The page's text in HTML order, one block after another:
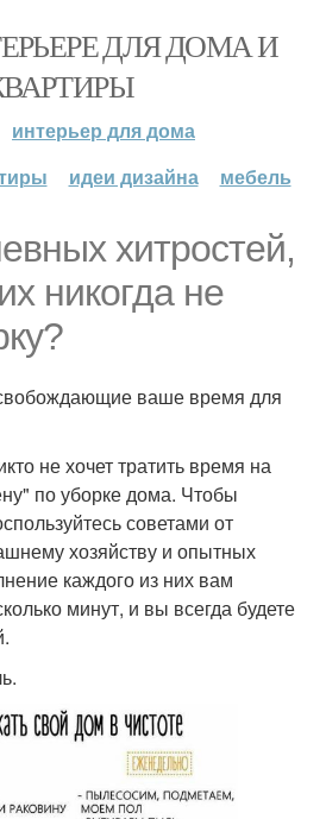
ДЛЯ ДОМА И
интерьер для дома
идеи дизайна мебель
хитростей,
никогда не
ваше время для
не хочет тратить время на
по уборке дома. Чтобы
советами от
хозяйству и опытных
каждого из них вам
минут, и вы всегда будете